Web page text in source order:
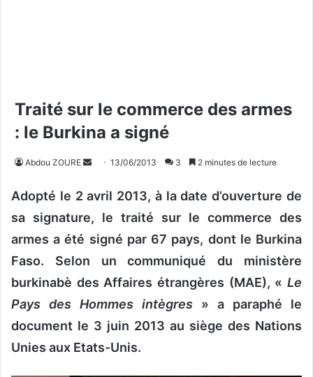
Traité sur le commerce des armes
: le Burkina a signé
Abdou ZOURE
v
e
u
c
o
u
13/06/2013 3 2 minutes de lecture
Adopté le 2 avril 2013, à la date d’ouverture de
sa signature, le traité sur le commerce des
armes a été signé par 67 pays, dont le Burkina
Faso. Selon un communiqué du ministère
burkinabè des Affaires étrangères (MAE), « Le
Pays des Hommes intègres » a paraphé le
document le 3 juin 2013 au siège des Nations
Unies aux Etats-Unis.